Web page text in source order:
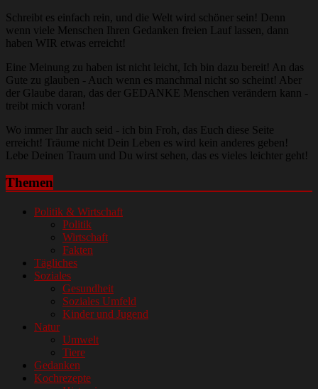
Schreibt es einfach rein, und die Welt wird schöner sein! Denn
wenn viele Menschen Ihren Gedanken freien Lauf lassen, dann
haben WIR etwas erreicht!
Eine Meinung zu haben ist nicht leicht, Ich bin dazu bereit! An das
Gute zu glauben - Auch wenn es manchmal nicht so scheint! Aber
der Glaube daran, das der GEDANKE Menschen verändern kann -
treibt mich voran!
Wo immer Ihr auch seid - ich bin Froh, das Euch diese Seite
erreicht! Träume nicht Dein Leben es wird kein anderes geben!
Lebe Deinen Traum und Du wirst sehen, das es vieles leichter geht!
Themen
Politik & Wirtschaft
Politik
Wirtschaft
Fakten
Tägliches
Soziales
Gesundheit
Soziales Umfeld
Kinder und Jugend
Natur
Umwelt
Tiere
Gedanken
Kochrezepte